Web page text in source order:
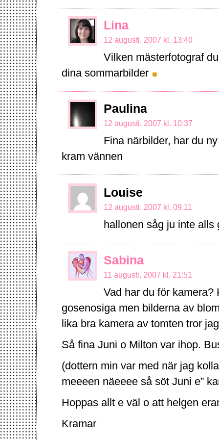
Lina
12 augusti, 2007 kl. 13:40
Vilken mästerfotograf
dina sommarbilder
Paulina
12 augusti, 2007 kl. 10:37
Fina närbilder, har du
kram vännen
Louise
12 augusti, 2007 kl. 09:11
hallonen såg ju inte
Sabina
11 augusti, 2007 kl. 21:51
Vad har du för kamera?
gosenosiga men bilderna av
lika bra kamera av tomten tror
Så fina Juni o Milton var ihop.
(dottern min var med när jag
meeeen näeeee så söt Juni e”
Hoppas allt e väl o att helgen
Kramar